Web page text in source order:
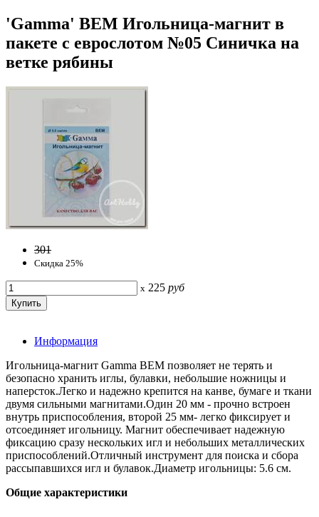
'Gamma' BEM Игольница-магнит в
пакете с еврослотом №05 Синичка на
ветке рябины
301
Скидка 25%
x 225 руб
Информация
Игольница-магнит Gamma BEM позволяет не терять и
безопасно хранить иглы, булавки, небольшие ножницы и
наперсток.Легко и надежно крепится на канве, бумаге и ткани
двумя сильными магнитами.Один 20 мм - прочно встроен
внутрь приспособления, второй 25 мм- легко фиксирует и
отсоединяет игольницу. Магнит обеспечивает надежную
фиксацию сразу нескольких игл и небольших металлических
приспособлений.Отличный инструмент для поиска и сбора
рассыпавшихся игл и булавок.Диаметр игольницы: 5.6 см.
Общие характеристики